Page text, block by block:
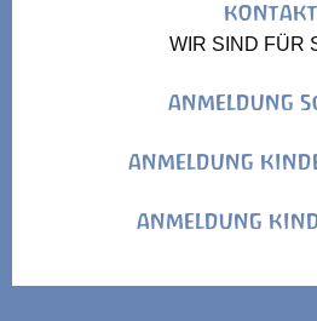
KONTAKT
WIR SIND FÜR
ANMELDUNG
ANMELDUNG
ANMELDUNG